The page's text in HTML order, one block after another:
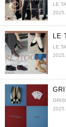
LE
LE
LE